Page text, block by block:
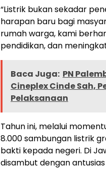
“Listrik bukan sekadar
harapan baru bagi
rumah warga, kami
pendidikan, dan
Baca Juga: PN
Cineplex Cinde Sah,
Pelaksanaan
Tahun ini, melalui
8.000 sambungan listrik
bakti kepada negeri. Di
disambut dengan